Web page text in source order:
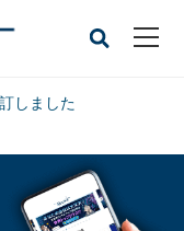
しました